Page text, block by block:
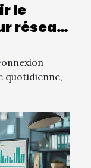
le
réseau
quotidienne,